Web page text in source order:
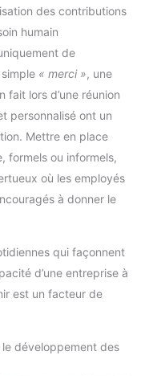
des contributions
humain
de
« merci », une
fait lors d’une réunion
personnalisé ont un
Mettre en place
formels ou informels,
où les employés
à donner le
qui façonnent
d’une entreprise à
est un facteur de
développement des